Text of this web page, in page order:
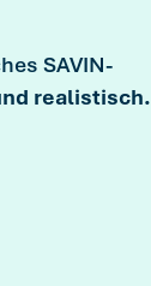
SAVIN-
realistisch.